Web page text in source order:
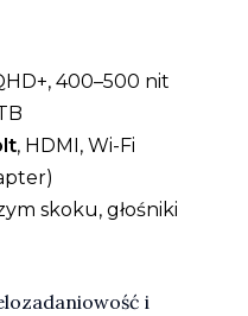
QHD+, 400–500 nit
, HDMI, Wi-Fi
skoku, głośniki
i